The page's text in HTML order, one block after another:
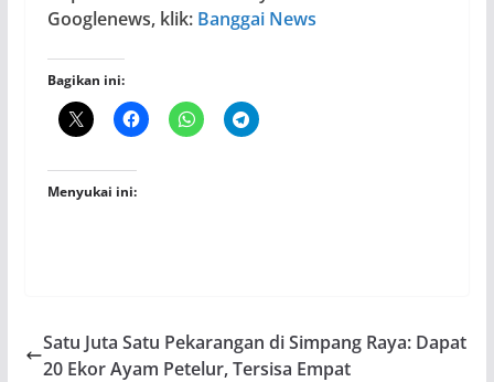
Googlenews, klik: Banggai News
Bagikan ini:
Menyukai ini:
Satu Juta Satu Pekarangan di Simpang Raya: Dapat
20 Ekor Ayam Petelur, Tersisa Empat